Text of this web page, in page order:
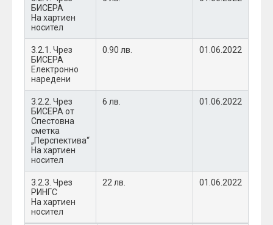
БИСЕРА
На хартиен
носител
3.2.1. Чрез
БИСЕРА
Електронно
наредени
0.90 лв. 01.06.2022
3.2.2. Чрез
БИСЕРА от
Спестовна
сметка
„Перспектива“
На хартиен
носител
6 лв. 01.06.2022
3.2.3. Чрез
РИНГС
На хартиен
носител
22 лв. 01.06.2022